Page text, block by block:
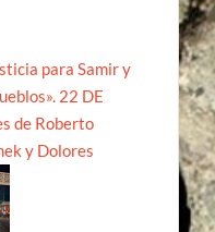
para Samir y
22 DE
de Roberto
y Dolores